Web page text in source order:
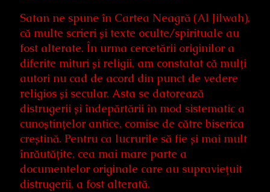
Satan ne spune în Cartea Neagră (Al Jilwah),
că multe scrieri și texte oculte/spirituale au
fost alterate. În urma cercetării originilor a
diferite mituri și religii, am constatat că mulți
autori nu cad de acord din punct de vedere
religios și secular. Asta se datorează
distrugerii și îndepărtării în mod sistematic a
cunoștințelor antice, comise de către biserica
creștină. Pentru ca lucrurile să fie și mai mult
înrăutățite, cea mai mare parte a
documentelor originale care au supraviețuit
distrugerii, a fost alterată.